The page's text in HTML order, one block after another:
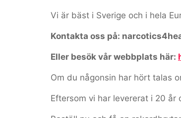
Vi är bäst i Sverige och i hela
Kontakta oss på:
Eller besök vår webbplats här:
Om du någonsin har hört talas
Eftersom vi har levererat i 20